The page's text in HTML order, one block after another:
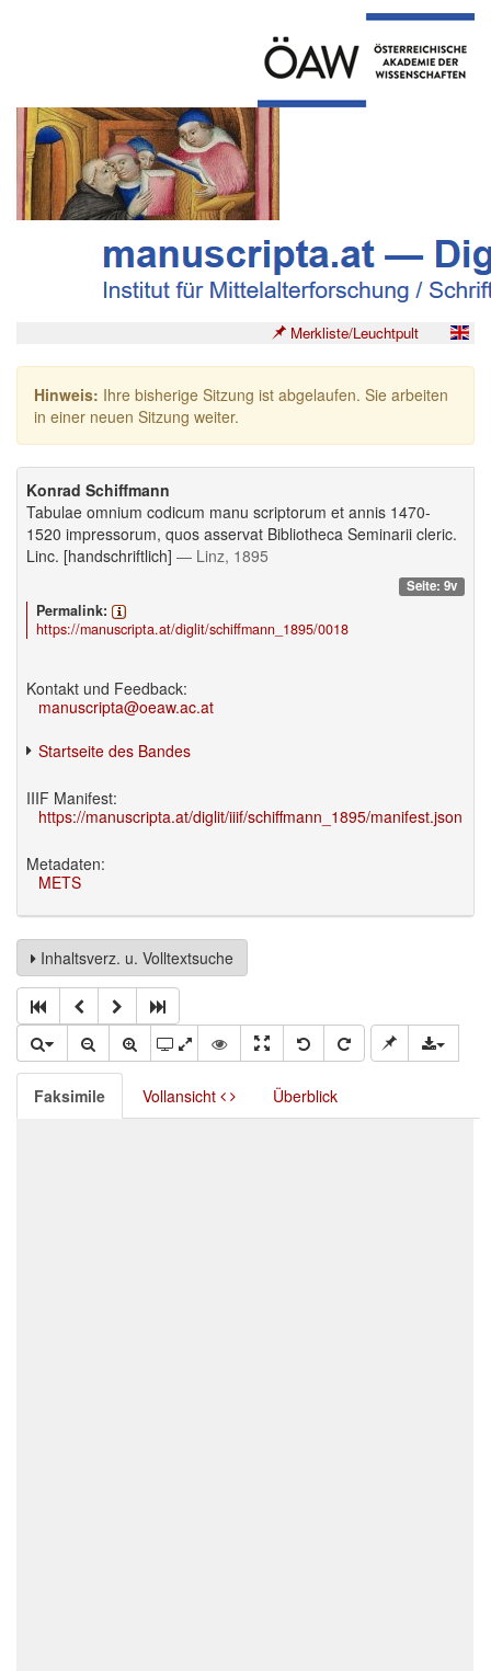
Merkliste/Leuchtpult
Hinweis: Ihre bisherige Sitzung ist abgelaufen. Sie arbeiten
in einer neuen Sitzung weiter.
Konrad Schiffmann
Tabulae omnium codicum manu scriptorum et annis 1470-
1520 impressorum, quos asservat Bibliotheca Seminarii cleric.
Linc. [handschriftlich] — Linz, 1895
Seite: 9v
Permalink:
https://manuscripta.at/diglit/schiffmann_1895/0018
Kontakt und Feedback:
manuscripta@oeaw.ac.at
Startseite des Bandes
IIIF Manifest:
https://manuscripta.at/diglit/iiif/schiffmann_1895/manifest.json
Metadaten:
METS
Inhaltsverz. u. Volltextsuche
Faksimile Vollansicht Überblick